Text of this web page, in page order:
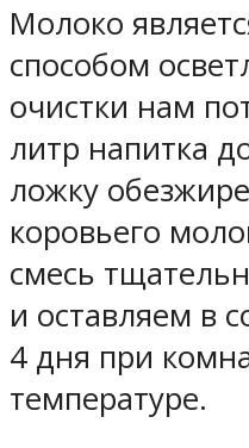
Молоко
способом
очистки нам
литр напитка
ложку
коровьего
смесь
и оставляем в
4 дня при
температуре.